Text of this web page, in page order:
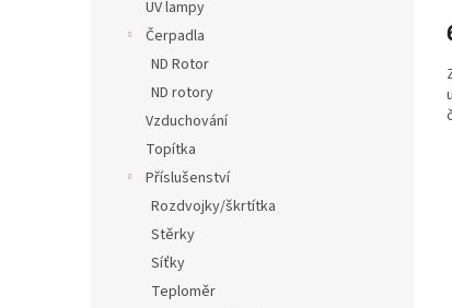
UV lampy
Čerpadla
ND Rotor
ND rotory
Vzduchování
Topítka
Příslušenství
Rozdvojky/škrtítka
Stěrky
Síťky
Teploměr